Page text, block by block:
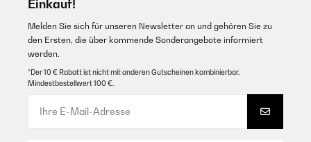
Einkauf!
Melden Sie sich für unseren Newsletter an und gehören Sie zu
den Ersten, die über kommende Sonderangebote informiert
werden.
*Der 10 € Rabatt ist nicht mit anderen Gutscheinen kombinierbar.
Mindestbestellwert 100 €.